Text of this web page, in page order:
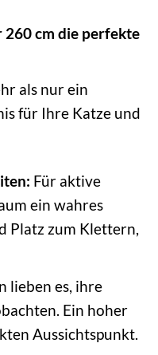
cm die perfekte
als nur ein
für Ihre Katze und
Für aktive
ein wahres
Platz zum Klettern,
lieben es, ihre
Ein hoher
Aussichtspunkt.